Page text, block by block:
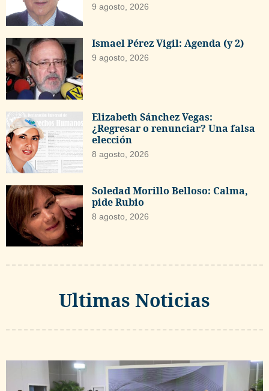
9 agosto, 2026
Ismael Pérez Vigil: Agenda (y 2)
9 agosto, 2026
Elizabeth Sánchez Vegas:
¿Regresar o renunciar? Una falsa
elección
8 agosto, 2026
Soledad Morillo Belloso: Calma,
pide Rubio
8 agosto, 2026
Ultimas Noticias